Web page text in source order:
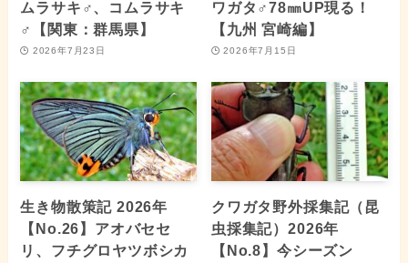
ムラサキ♂、コムラサキ
♂【関東：群馬県】
2026年7月23日
ワガタ♂78㎜UP現る！
【九州 宮崎編】
2026年7月15日
生き物散策記 2026年
【No.26】アオバセセ
リ、フチグロヤツボシカ
クワガタ野外採集記（昆
虫採集記）2026年
【No.8】今シーズン